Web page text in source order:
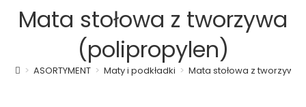
Mata stołowa z tworzywa
(polipropylen)
> ASORTYMENT > Maty i podkładki > Mata stołowa z